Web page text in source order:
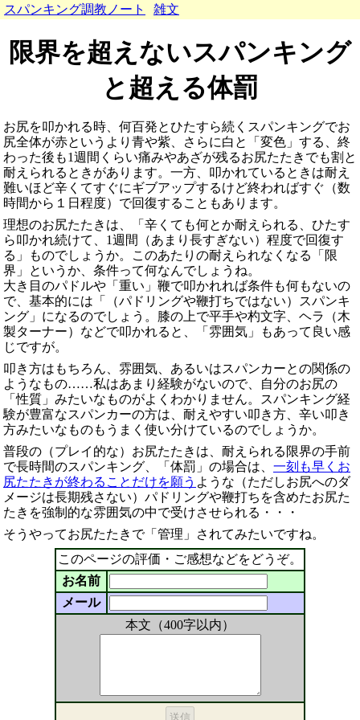
限界を超えないスパンキング
と超える体罰
お尻を叩かれる時、何百発とひたすら続くスパンキングでお
尻全体が赤というより青や紫、さらに白と「変色」する、終
わった後も1週間くらい痛みやあざが残るお尻たたきでも割と
耐えられるときがあります。一方、叩かれているときは耐え
難いほど辛くてすぐにギブアップするけど終わればすぐ（数
時間から１日程度）で回復することもあります。
理想のお尻たたきは、「辛くても何とか耐えられる、ひたす
ら叩かれ続けて、1週間（あまり長すぎない）程度で回復す
る」ものでしょうか。このあたりの耐えられなくなる「限
界」というか、条件って何なんでしょうね。
大き目のパドルや「重い」鞭で叩かれれば条件も何もないの
で、基本的には「（パドリングや鞭打ちではない）スパンキ
ング」になるのでしょう。膝の上で平手や杓文字、ヘラ（木
製ターナー）などで叩かれると、「雰囲気」もあって良い感
じですが。
叩き方はもちろん、雰囲気、あるいはスパンカーとの関係の
ようなもの……私はあまり経験がないので、自分のお尻の
「性質」みたいなものがよくわかりません。スパンキング経
験が豊富なスパンカーの方は、耐えやすい叩き方、辛い叩き
方みたいなものもうまく使い分けているのでしょうか。
普段の（プレイ的な）お尻たたきは、耐えられる限界の手前
で長時間のスパンキング、「体罰」の場合は、 一刻も早くお
尻たたきが終わることだけを願う ような（ただしお尻へのダ
メージは長期残さない）パドリングや鞭打ちを含めたお尻た
たきを強制的な雰囲気の中で受けさせられる・・・
そうやってお尻たたきで「管理」されてみたいですね。
このページの評価・ご感想などをどうぞ。
お名前
メール
本文（400字以内）
送信
スパンキング調教ノート 雑文